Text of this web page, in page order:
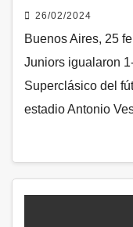
26/02/2024
Buenos Aires, 25
Juniors igualaron
Superclásico del
estadio Antonio